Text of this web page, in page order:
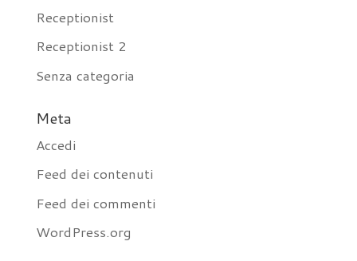
Receptionist
Receptionist 2
Senza categoria
Meta
Accedi
Feed dei contenuti
Feed dei commenti
WordPress.org